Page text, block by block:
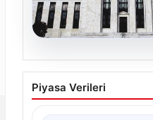
04.08.2026
Fed faizi sabit
Piyasa Verileri